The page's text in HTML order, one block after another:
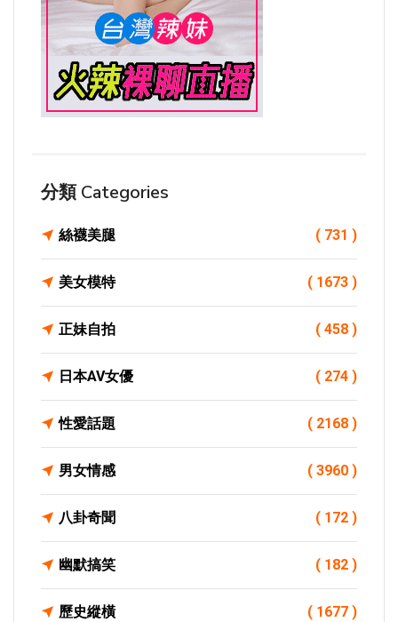
分類 Categories
絲襪美腿 ( 731 )
美女模特 ( 1673 )
正妹自拍 ( 458 )
日本AV女優 ( 274 )
性愛話題 ( 2168 )
男女情感 ( 3960 )
八卦奇聞 ( 172 )
幽默搞笑 ( 182 )
歷史縱橫 ( 1677 )